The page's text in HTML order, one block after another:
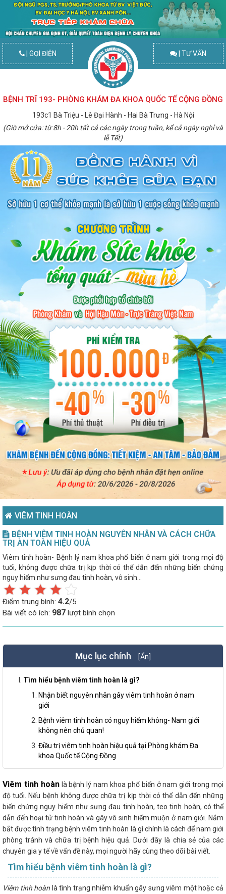
| GỌI ĐIỆN | TƯ VẤN
BỆNH TRĨ 193- PHÒNG KHÁM ĐA KHOA QUỐC TẾ CỘNG ĐỒNG
193c1 Bà Triệu - Lê Đại Hành - Hai Bà Trưng - Hà Nội
(Giờ mở cửa: từ 8h - 20h tất cả các ngày trong tuần, kể cả ngày nghỉ và
lễ Tết)
VIÊM TINH HOÀN
BỆNH VIÊM TINH HOÀN NGUYÊN NHÂN VÀ CÁCH CHỮA
TRỊ AN TOÀN HIỆU QUẢ
Viêm tinh hoàn- Bệnh lý nam khoa phổ biến ở nam giới trong mọi độ
tuổi, không được chữa trị kịp thời có thể dẫn đến những biến chứng
nguy hiểm như sưng đau tinh hoàn, vô sinh...
Điểm trung bình: 4.2/5
Bài viết có ích: 987 lượt bình chọn
Mục lục chính [Ẩn]
Tìm hiểu bệnh viêm tinh hoàn là gì?
Nhận biết nguyên nhân gây viêm tinh hoàn ở nam
giới
Bệnh viêm tinh hoàn có nguy hiểm không- Nam giới
không nên chủ quan!
Điều trị viêm tinh hoàn hiệu quả tại Phòng khám Đa
khoa Quốc tế Cộng Đồng
Viêm tinh hoànlà bệnh lý nam khoa phổ biến ở nam giới trong mọi
độ tuổi. Nếu bệnh không được chữa trị kịp thời có thể dẫn đến những
biến chứng nguy hiểm như sưng đau tinh hoàn, teo tinh hoàn, có thể
dẫn đến hoại tử tinh hoàn và gây vô sinh hiếm muộn ở nam giới. Nắm
bắt được tình trạng bệnh viêm tinh hoàn là gì chính là cách để nam giới
phòng tránh và chữa trị bệnh hiệu quả. Dưới đây là chia sẻ của các
chuyên gia y tế về vấn đề này, mọi người hãy cùng theo dõi bài viết.
Tìm hiểu bệnh viêm tinh hoàn là gì?
Viêm tinh hoàn là tình trạng nhiễm khuẩn gây sưng viêm một hoặc cả